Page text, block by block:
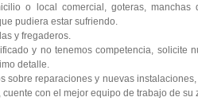
o local comercial, goteras,
pudiera estar sufriendo.
y fregaderos.
y no tenemos competencia, solicite
detalle.
sobre reparaciones y nuevas
con el mejor equipo de trabajo de su